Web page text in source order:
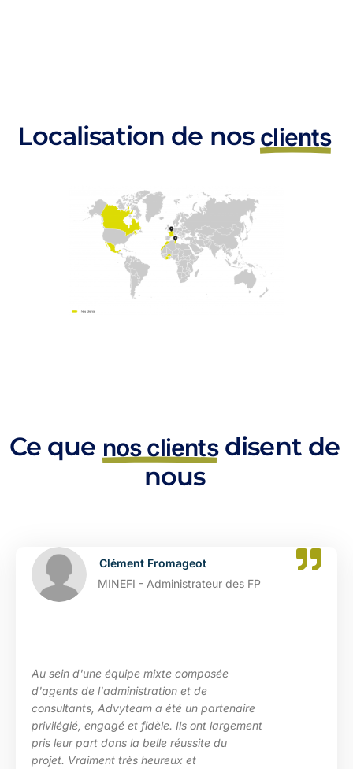
Localisation de nos clients
Ce que nos clientsdisent de
nous
Clément Fromageot
MINEFI - Administrateur des FP
Au sein d'une équipe mixte composée
d'agents de l'administration et de
consultants, Advyteam a été un partenaire
privilégié, engagé et fidèle. Ils ont largement
pris leur part dans la belle réussite du
projet. Vraiment très heureux et